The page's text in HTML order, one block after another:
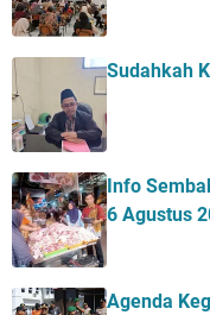
Sudahkah
Info
6 Agustus
Agenda